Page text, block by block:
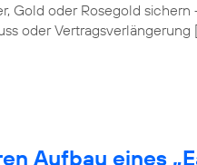
Gold oder Rosegold sichern
oder Vertragsverlängerung
Aufbau eines